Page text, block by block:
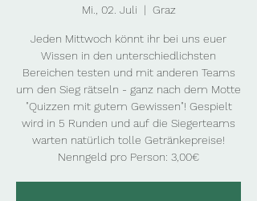
Mi., 02. Juli
  |
Graz
Jeden Mittwoch könnt ihr bei uns euer
Wissen in den unterschiedlichsten
Bereichen testen und mit anderen Teams
um den Sieg rätseln - ganz nach dem Motte
"Quizzen mit gutem Gewissen"! Gespielt
wird in 5 Runden und auf die Siegerteams
warten natürlich tolle Getränkepreise!
Nenngeld pro Person: 3,00€